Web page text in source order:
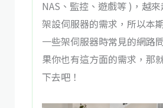
NAS、監控、遊戲等 )，越
架設伺服器的需求，所以本
一些架伺服器時常見的網路
果你也有這方面的需求，那
下去吧！